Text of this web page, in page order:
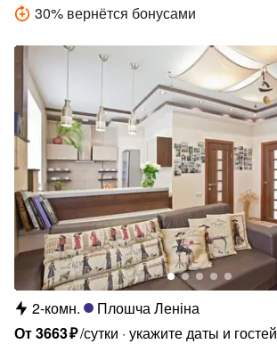
30% вернётся бонусами
2-комн.
Плошча Леніна
От3663₽/сутки укажите даты и гостей